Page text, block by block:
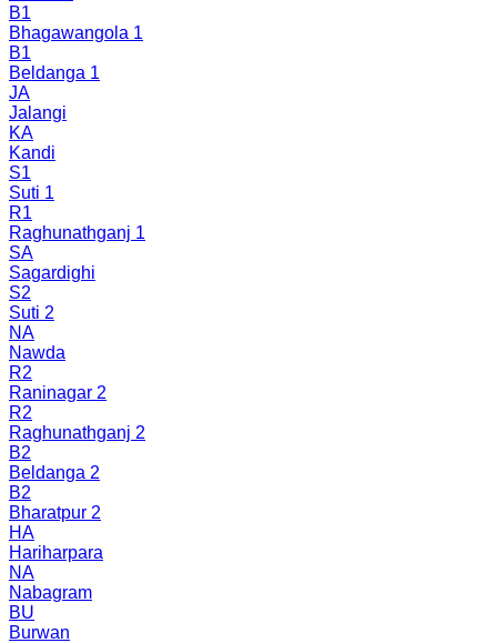
B1
Bhagawangola 1
B1
Beldanga 1
JA
Jalangi
KA
Kandi
S1
Suti 1
R1
Raghunathganj 1
SA
Sagardighi
S2
Suti 2
NA
Nawda
R2
Raninagar 2
R2
Raghunathganj 2
B2
Beldanga 2
B2
Bharatpur 2
HA
Hariharpara
NA
Nabagram
BU
Burwan